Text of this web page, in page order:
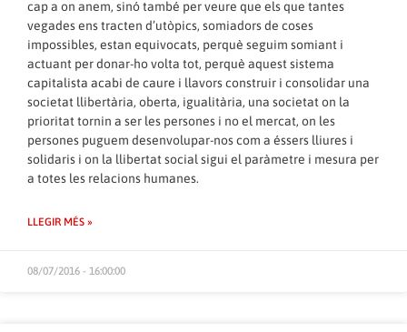
cap a on anem, sinó també per veure que els que tantes
vegades ens tracten d’utòpics, somiadors de coses
impossibles, estan equivocats, perquè seguim somiant i
actuant per donar-ho volta tot, perquè aquest sistema
capitalista acabi de caure i llavors construir i consolidar una
societat llibertària, oberta, igualitària, una societat on la
prioritat tornin a ser les persones i no el mercat, on les
persones puguem desenvolupar-nos com a éssers lliures i
solidaris i on la llibertat social sigui el paràmetre i mesura per
a totes les relacions humanes.
LLEGIR MÉS »
08/07/2016 - 16:00:00